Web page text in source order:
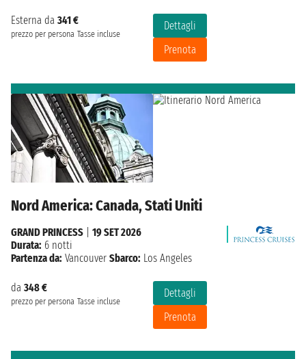
Esterna da 341 €
prezzo per persona Tasse incluse
Dettagli
Prenota
Nord America: Canada, Stati Uniti
da 348 €
prezzo per persona Tasse incluse
Dettagli
Prenota
GRAND PRINCESS
19 SET 2026
Durata: 6 notti
Partenza da: Vancouver Sbarco: Los Angeles